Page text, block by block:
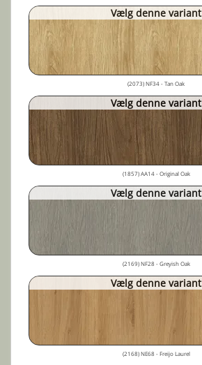
Vælg denne variant
(2073) NF34 - Tan Oak
Vælg denne variant
(1857) AA14 - Original Oak
Vælg denne variant
(2169) NF28 - Greyish Oak
Vælg denne variant
(2168) NE68 - Freijo Laurel